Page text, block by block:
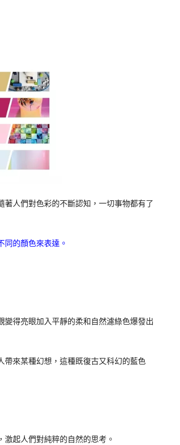
人們對色彩的不斷認知，一切事物都有了
同的顏色來表達。
得亮眼加入平靜的柔和自然濾綠色爆發出
來某種幻想，這種既復古又科幻的藍色
起人們對純粹的自然的思考。